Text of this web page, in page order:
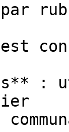
est
: